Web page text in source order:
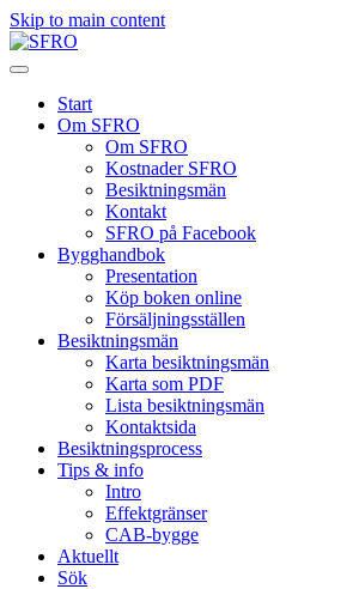
Skip to main content
Start
Om SFRO
Om SFRO
Kostnader SFRO
Besiktningsmän
Kontakt
SFRO på Facebook
Bygghandbok
Presentation
Köp boken online
Försäljningsställen
Besiktningsmän
Karta besiktningsmän
Karta som PDF
Lista besiktningsmän
Kontaktsida
Besiktningsprocess
Tips & info
Intro
Effektgränser
CAB-bygge
Aktuellt
Sök